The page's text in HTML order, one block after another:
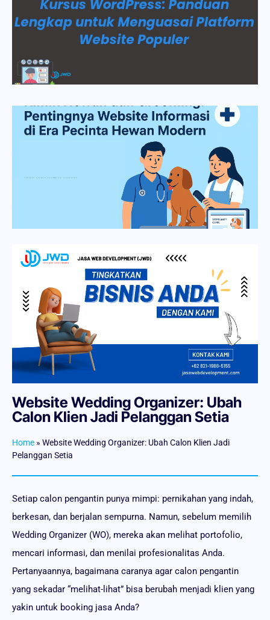
Website Wedding Organizer: Ubah
Calon Klien Jadi Pelanggan Setia
Home » Website Wedding Organizer: Ubah Calon Klien Jadi
Pelanggan Setia
Setiap calon pengantin punya mimpi: pernikahan yang indah,
berkesan, dan berjalan sempurna. Namun, sebelum memilih
Wedding Organizer (WO), mereka akan melihat portofolio,
mencari informasi, dan menilai profesionalitas Anda.
Pertanyaannya, bagaimana caranya agar calon pengantin
yang sekadar “melihat-lihat” bisa berubah menjadi klien yang
yakin untuk booking jasa Anda?